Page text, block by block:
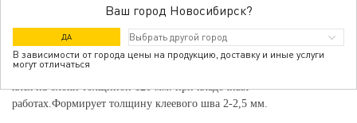
Ваш город Новосибирск?
ДА
В зависимости от города цены на продукцию, доставку и иные услуги
могут отличаться
КЕЛЬМА-КОВШ ДЛЯ КЛЕЯ, 120 ММ
Применяется для равномерного нанесения цементно-песчаного
клея на блоки толщиной 120 мм. при кладочных
работах.Формирует толщину клеевого шва 2-2,5 мм.